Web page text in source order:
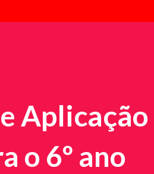
o 6º ano